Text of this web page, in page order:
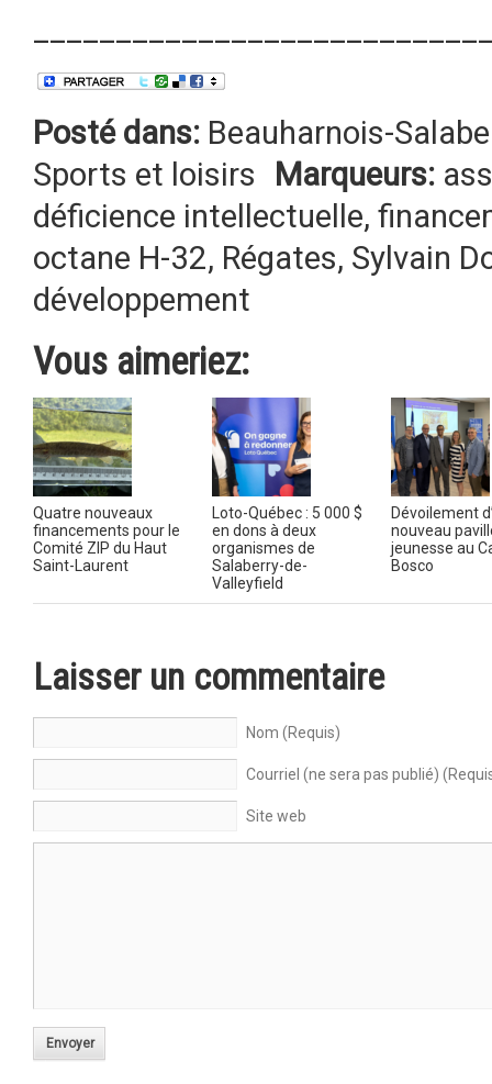
Posté dans: Beauharnois-
Sports et loisirs
Marqueurs:
déficience intellectuelle,
octane H-32, Régates, Sylvain
développement
Vous aimeriez:
Quatre nouveaux
financements pour le
Comité ZIP du Haut
Saint-Laurent
Loto-Québec : 5 000 $
en dons à deux
organismes de
Salaberry-de-
Valleyfield
Dévoilement
nouveau
jeunesse au
Bosco
Laisser un commentaire
Nom (Requis)
Courriel (ne sera pas publié)
Site web
Envoyer